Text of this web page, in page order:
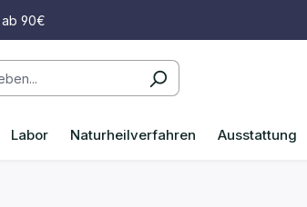
90€
Labor Naturheilverfahren Ausstattung